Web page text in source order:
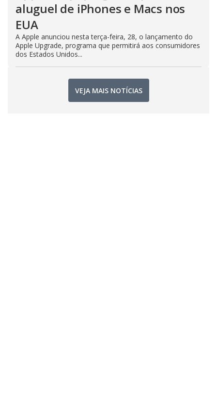
aluguel de iPhones e Macs nos
EUA
A Apple anunciou nesta terça-feira, 28, o lançamento do
Apple Upgrade, programa que permitirá aos consumidores
dos Estados Unidos...
VEJA MAIS NOTÍCIAS